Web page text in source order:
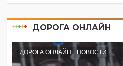
ДОРОГА ОНЛАЙН
ДОРОГА ОНЛАЙН НОВОСТИ